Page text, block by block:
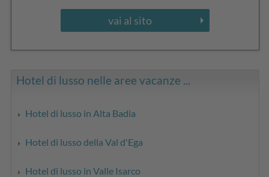
vai al sito
Hotel di lusso nelle aree vacanze ...
Hotel di lusso in Alta Badia
Hotel di lusso della Val d'Ega
Hotel di lusso in Valle Isarco